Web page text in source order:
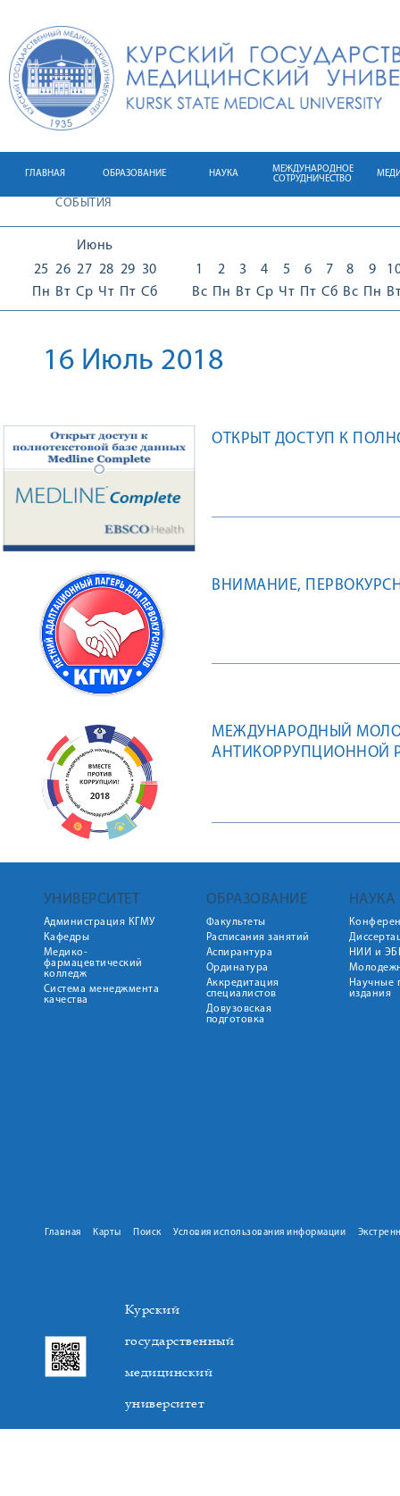
ГЛАВНАЯ ОБРАЗОВАНИЕ НАУКА
МЕЖДУНАРОДНОЕ
СОТРУДНИЧЕСТВО
СОБЫТИЯ
Июнь
25
Пн
26
Вт
27
Ср
28
Чт
29
Пт
30
Сб
1
Вс
2
Пн
3
Вт
4
Ср
5
Чт
6
Пт
7
Сб
8
Вс
9
Пн
16 Июль 2018
ОТКРЫТ ДОСТУП К
ВНИМАНИЕ,
МЕЖДУНАРОДНЫЙ
АНТИКОРРУПЦИОННОЙ
УНИВЕРСИТЕТ
Администрация КГМУ
Кафедры
Медико-
фармацевтический
колледж
Система менеджмента
качества
ОБРАЗОВАНИЕ
Факультеты
Расписания занятий
Аспирантура
Ординатура
Аккредитация
специалистов
Довузовская
подготовка
НАУКА
НИИ и
Научные
издания
Главная Карты Поиск Условия использования информации
Курский
государственный
медицинский
университет